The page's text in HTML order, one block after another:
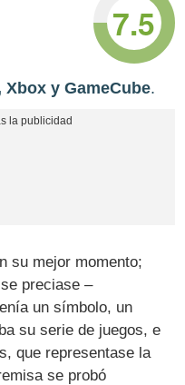
7.5
Xbox y GameCube.
su mejor momento;
preciase –
un símbolo, un
su serie de juegos, e
que representase la
se probó